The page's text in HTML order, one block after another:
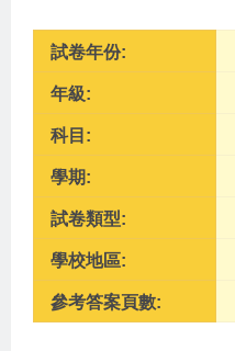
試卷年份:
年級:
科目:
學期:
試卷類型:
學校地區:
參考答案頁數: